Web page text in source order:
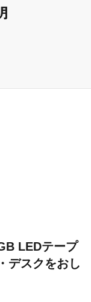
LEDテープ
デスクをおし